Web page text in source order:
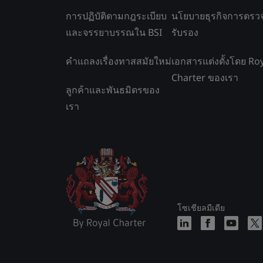
การปฏิบัติตามกฎระเบียบ
และจรรยาบรรณใน BSI
คำแถลงเรื่องทาสสมัยใหม่
ลูกค้าและพันธมิตรของ
เรา
นโยบายธุรกิจการตรว
รับรอง
เอกสารแต่งตั้งโดย
Charter ของเรา
โซเชียลมีเดีย